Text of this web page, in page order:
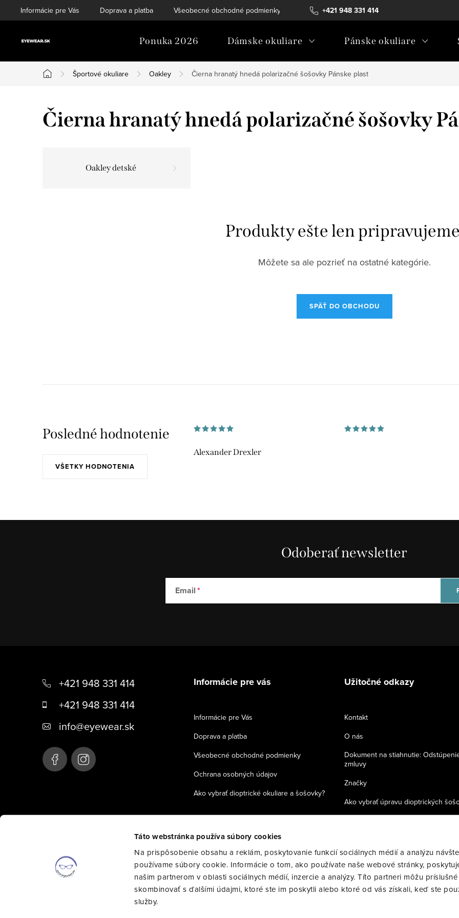
Táto webstránka používa súbory cookies
Na prispôsobenie obsahu a reklám, poskytovanie funkcií sociálnych médií a analýzu
používame súbory cookie. Informácie o tom, ako používate naše webové stránky,
našim partnerom v oblasti sociálnych médií, inzercie a analýzy. Títo partneri môžu
skombinovať s ďalšími údajmi, ktoré ste im poskytli alebo ktoré od vás získali, keď ste
služby.
na
+421 948 331 414
Informácie pre Vás Doprava a platba Všeobecné obchodné podmienky Ochrana osobných údajov
Ponuka 2026 Dámske okuliare Pánske okuliare
Domov
Športové okuliare Oakley Čierna hranatý hnedá polarizačné šošovky Pánske plast
Čierna hranatý hnedá polarizačné šošovky
Oakley detské
Produkty ešte len
Môžete sa ale pozrieť na ostatné kategórie.
SPÄŤ DO OBCHODU
Posledné hodnotenie
VŠETKY HODNOTENIA
Alexander Drexler
Odoberať newsletter
Email
+421 948 331 414
+421 948 331 414
info@eyewear.sk
Informácie pre vás
Informácie pre Vás
Doprava a platba
Všeobecné obchodné podmienky
Ochrana osobných údajov
Ako vybrať dioptrické okuliare a šošovky?
Užitočné odkazy
Kontakt
O nás
Dokument na stiahnutie:
zmluvy
Značky
Ako vybrať úpravu dioptrických